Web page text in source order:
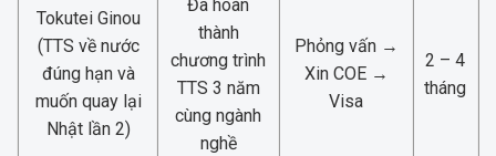
Tokutei Ginou
(TTS về nước
đúng hạn và
muốn quay lại
Nhật lần 2)
Đã hoàn
thành
chương trình
TTS 3 năm
cùng ngành
nghề
Phỏng vấn →
Xin COE →
Visa
2 – 4
tháng